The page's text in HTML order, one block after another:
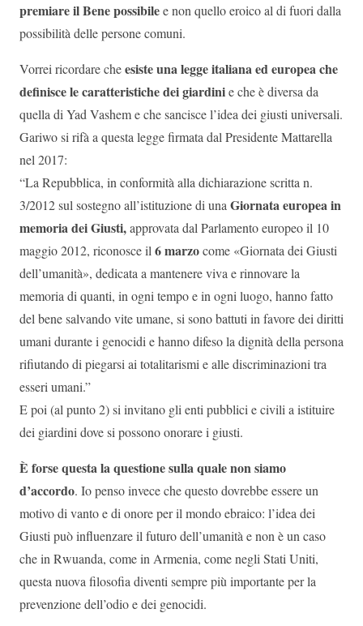
premiare il Bene possibilee non quello eroico al di fuori dalla
possibilità delle persone comuni.
Vorrei ricordare cheesiste una legge italiana ed europea che
definisce le caratteristiche dei giardinie che è diversa da
quella di Yad Vashem e che sancisce l’idea dei giusti universali.
Gariwo si rifà a questa legge firmata dal Presidente Mattarella
nel 2017:
“La Repubblica, in conformità alla dichiarazione scritta n.
3/2012 sul sostegno all’istituzione di unaGiornata europea in
memoria dei Giusti,approvata dal Parlamento europeo il 10
maggio 2012, riconosce il6 marzocome «Giornata dei Giusti
dell’umanità», dedicata a mantenere viva e rinnovare la
memoria di quanti, in ogni tempo e in ogni luogo, hanno fatto
del bene salvando vite umane, si sono battuti in favore dei diritti
umani durante i genocidi e hanno difeso la dignità della persona
rifiutando di piegarsi ai totalitarismi e alle discriminazioni tra
esseri umani.”
E poi (al punto 2) si invitano gli enti pubblici e civili a istituire
dei giardini dove si possono onorare i giusti.
È forse questa la questione sulla quale non siamo
d’accordo. Io penso invece che questo dovrebbe essere un
motivo di vanto e di onore per il mondo ebraico: l’idea dei
Giusti può influenzare il futuro dell’umanità e non è un caso
che in Rwuanda, come in Armenia, come negli Stati Uniti,
questa nuova filosofia diventi sempre più importante per la
prevenzione dell’odio e dei genocidi.